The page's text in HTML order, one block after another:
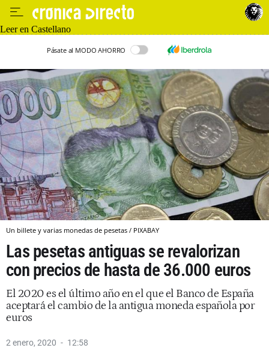
Leer en Castellano
Pásate al MODO AHORRO
Un billete y varias monedas de pesetas / PIXABAY
Las pesetas antiguas se revalorizan
con precios de hasta de 36.000 euros
El 2020 es el último año en el que el Banco de España
aceptará el cambio de la antigua moneda española por
euros
2 enero, 2020 12:58